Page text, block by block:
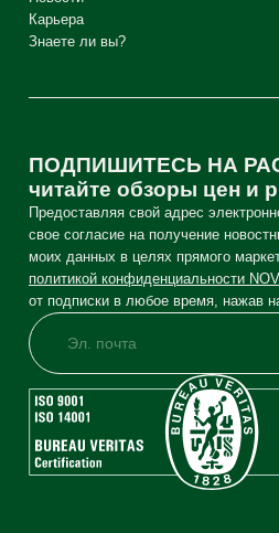
Карьера
Знаете ли вы?
ПОДПИШИТЕСЬ НА
читайте обзоры цен и
Предоставляя свой адрес
свое согласие на получение
моих данных в целях прямого
политикой конфиденциальности
от подписки в любое время, нажав